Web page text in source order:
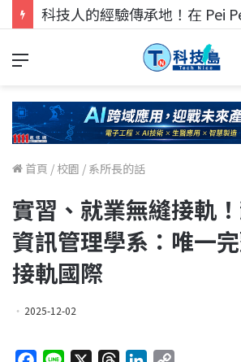
首頁 / 校園 / 系所長的話
實習、就業無縫接軌
資訊管理學系：唯一
接軌國際
2025-12-02